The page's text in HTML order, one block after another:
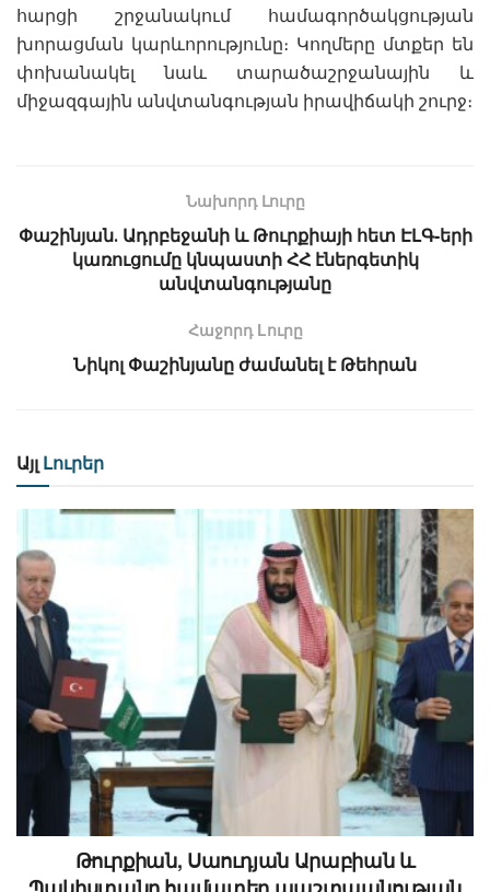
հարցի շրջանակում համագործակցության
խորացման կարևորությունը։ Կողմերը մտքեր են
փոխանակել նաև տարածաշրջանային և
միջազգային անվտանգության իրավիճակի շուրջ։
Նախորդ Լուրը
Փաշինյան․ Ադրբեջանի և Թուրքիայի հետ ԷԼԳ-երի
կառուցումը կնպաստի ՀՀ էներգետիկ
անվտանգությանը
Հաջորդ Lուրը
Նիկոլ Փաշինյանը ժամանել է Թեհրան
Այլ Լուրեր
Թուրքիան, Սաուդյան Արաբիան և